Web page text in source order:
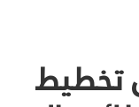
تخطيط